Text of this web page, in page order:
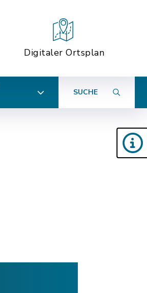
Digitaler Ortsplan
SUCHE